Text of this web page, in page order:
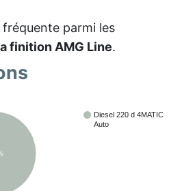
parmi les
finition AMG Line.
Diesel 220 d 4MATIC
Auto